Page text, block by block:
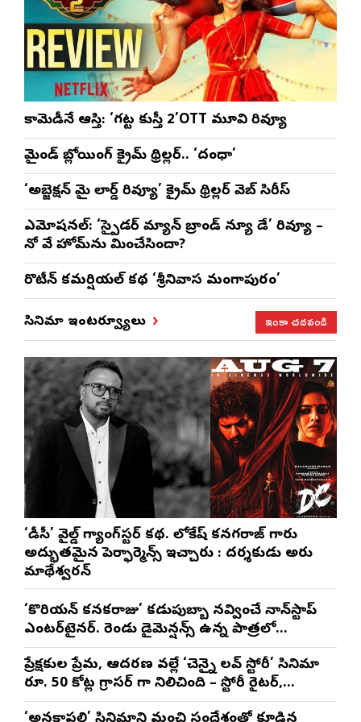
కామెడీనే ఆస్తి: ‘గట్ట కుస్తీ 2’OTT మూవి రివ్యూ
మైండ్ బ్లోయింగ్ క్రైమ్ థ్రిల్లర్.. ‘దంధా’
‘అబ్జెక్ష‌న్ మై లార్డ్ రివ్యూ’ క్రైమ్ థ్రిల్ల‌ర్ వెబ్ సిరీస్
ఎమోష‌న‌ల్‌: ‘స్పైడర్ మ్యాన్ బ్రాండ్ న్యూ డే’ రివ్యూ –
నో వే హోమ్‌ను మించేసిందా?
రొటీన్‌ కమర్షియల్‌ కథ ‘శ్రీనివాస మంగాపురం’
సినిమా ఇంటర్వ్యూలు ఇంకా చదవండి
‘డీసీ’ వైల్డ్ గ్యాంగ్‌స్టర్ కథ. లోకేష్ కనగరాజ్ గారు
అద్భుతమైన పెర్ఫార్మెన్స్ ఇచ్చారు : దర్శకుడు అరుణ్
మాథేశ్వరన్
‘కొరియన్ కనకరాజు’ కడుపుబ్బా నవ్వించే నాన్‌స్టాప్
ఎంటర్‌టైనర్. రెండు డైమెన్షన్స్ ఉన్న పాత్రలో
నటించడం చాలా సంతృప్తినిచ్చింది : వరుణ్ తేజ్
ప్రేక్షకుల ప్రేమ, ఆదరణ వల్లే ‘చెన్నై లవ్ స్టోరీ’ సినిమా
రూ. 50 కోట్ల గ్రాసర్ గా నిలిచింది – స్టోరీ రైటర్,
ప్రొడ్యూసర్ సాయి రాజేష్